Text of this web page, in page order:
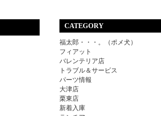
CATEGORY
福太郎・・・。（ポメ犬）
フィアット
バレンテリア店
トラブル＆サービス
パーツ情報
大津店
栗東店
新着入庫